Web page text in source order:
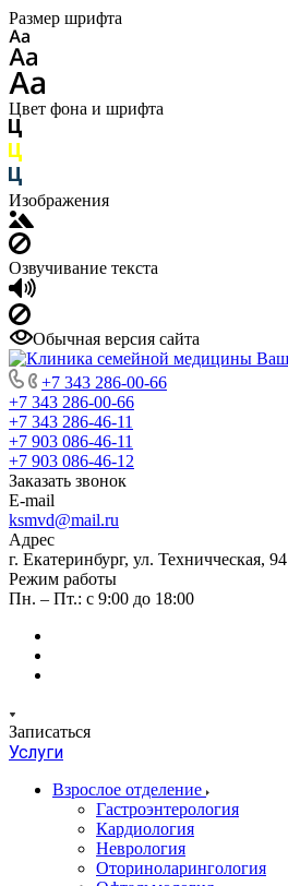
Размер шрифта
Цвет фона и шрифта
Изображения
Озвучивание текста
Обычная версия сайта
+7 343 286-00-66
+7 343 286-00-66
+7 343 286-46-11
+7 903 086-46-11
+7 903 086-46-12
Заказать звонок
E-mail
ksmvd@mail.ru
Адрес
г. Екатеринбург, ул. Техничческая, 94
Режим работы
Пн. – Пт.: с 9:00 до 18:00
Записаться
Услуги
Взрослое отделение
Гастроэнтерология
Кардиология
Неврология
Оториноларингология